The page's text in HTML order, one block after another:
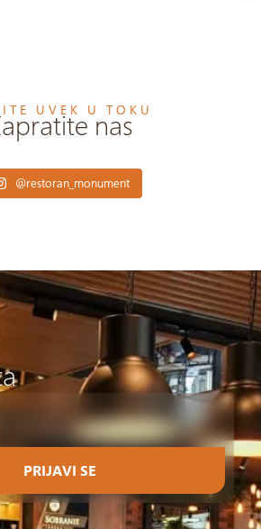
UVEK U TOKU
nas
@restoran_monument
PRIJAVI SE